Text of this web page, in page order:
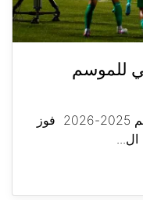
للموسم
الأنصار بطلًا للدوري اللبناني للموسم 2025-2026 فوز